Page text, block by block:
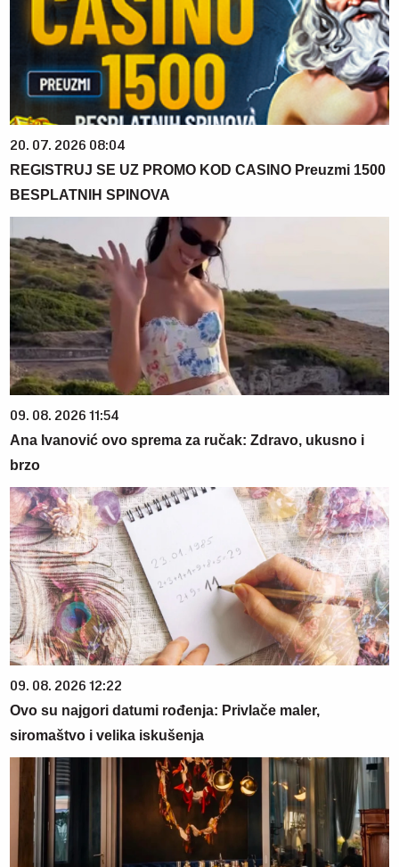
20. 07. 2026 08:04
REGISTRUJ SE UZ PROMO KOD CASINO Preuzmi 1500
BESPLATNIH SPINOVA
09. 08. 2026 11:54
Ana Ivanović ovo sprema za ručak: Zdravo, ukusno i
brzo
09. 08. 2026 12:22
Ovo su najgori datumi rođenja: Privlače maler,
siromaštvo i velika iskušenja